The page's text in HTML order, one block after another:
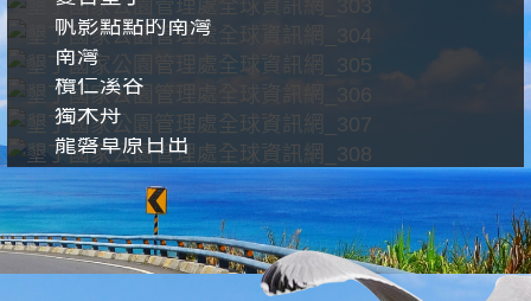
帆影點點的南灣
南灣
欖仁溪谷
獨木舟
龍磐草原日出